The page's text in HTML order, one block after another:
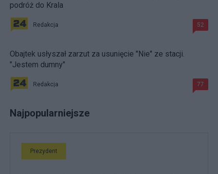
podróż do Krala
Redakcja 52
Obajtek usłyszał zarzut za usunięcie "Nie" ze stacji.
"Jestem dumny"
Redakcja 77
Najpopularniejsze
Prezydent